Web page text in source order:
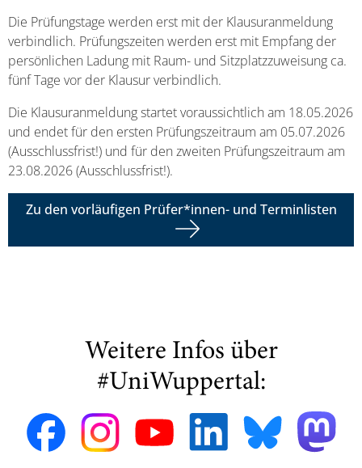
Die Prüfungstage werden erst mit der Klausuranmeldung
verbindlich. Prüfungszeiten werden erst mit Empfang der
persönlichen Ladung mit Raum- und Sitzplatzzuweisung ca.
fünf Tage vor der Klausur verbindlich.
Die Klausuranmeldung startet voraussichtlich am 18.05.2026
und endet für den ersten Prüfungszeitraum am 05.07.2026
(Ausschlussfrist!) und für den zweiten Prüfungszeitraum am
23.08.2026 (Ausschlussfrist!).
Zu den vorläufigen Prüfer*innen- und Terminlisten
Weitere Infos über
#UniWuppertal: